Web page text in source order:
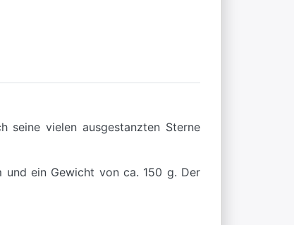
seine vielen ausgestanzten Sterne
ein Gewicht von ca. 150 g. Der